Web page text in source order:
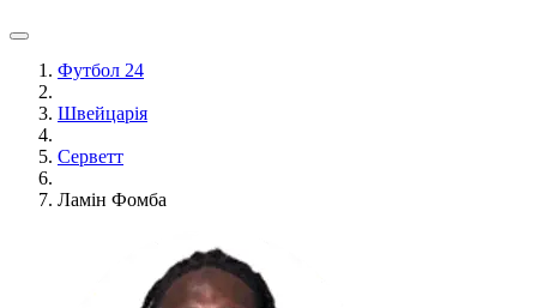
Футбол 24
Швейцарія
Серветт
Ламін Фомба